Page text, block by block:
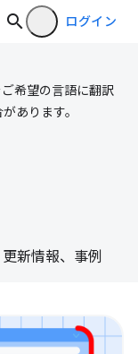
ログイン
希望の言語に翻訳
あります。
新情報、事例